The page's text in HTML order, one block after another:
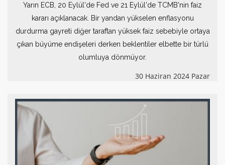
Yarın ECB, 20 Eylül'de Fed ve 21 Eylül'de TCMB'nin faiz
kararı açıklanacak. Bir yandan yükselen enflasyonu
durdurma gayreti diğer taraftan yüksek faiz sebebiyle ortaya
çıkan büyüme endişeleri derken beklentiler elbette bir türlü
olumluya dönmüyor.
30 Haziran 2024 Pazar